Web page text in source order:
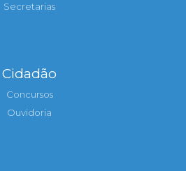
Secretarias
Cidadão
Concursos
Ouvidoria